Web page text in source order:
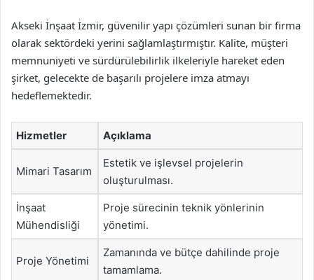
Akseki İnşaat İzmir, güvenilir yapı çözümleri sunan bir firma
olarak sektördeki yerini sağlamlaştırmıştır. Kalite, müşteri
memnuniyeti ve sürdürülebilirlik ilkeleriyle hareket eden
şirket, gelecekte de başarılı projelere imza atmayı
hedeflemektedir.
Hizmetler Açıklama
Mimari Tasarım
Estetik ve işlevsel projelerin
oluşturulması.
İnşaat
Mühendisliği
Proje sürecinin teknik yönlerinin
yönetimi.
Proje Yönetimi
Zamanında ve bütçe dahilinde proje
tamamlama.